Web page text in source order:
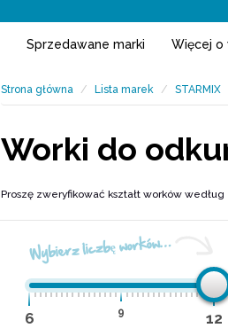
Sprzedawane marki Więcej o
Strona główna Lista marek STARMIX
Worki do
Proszę zweryfikować kształt worków według
Wybierz liczbę worków…
6 9 12